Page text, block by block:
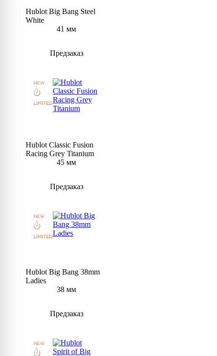
Hublot Big Bang Steel
White
41 мм
Предзаказ
Hublot Classic Fusion
Racing Grey Titanium
45 мм
Предзаказ
Hublot Big Bang 38mm
Ladies
38 мм
Предзаказ